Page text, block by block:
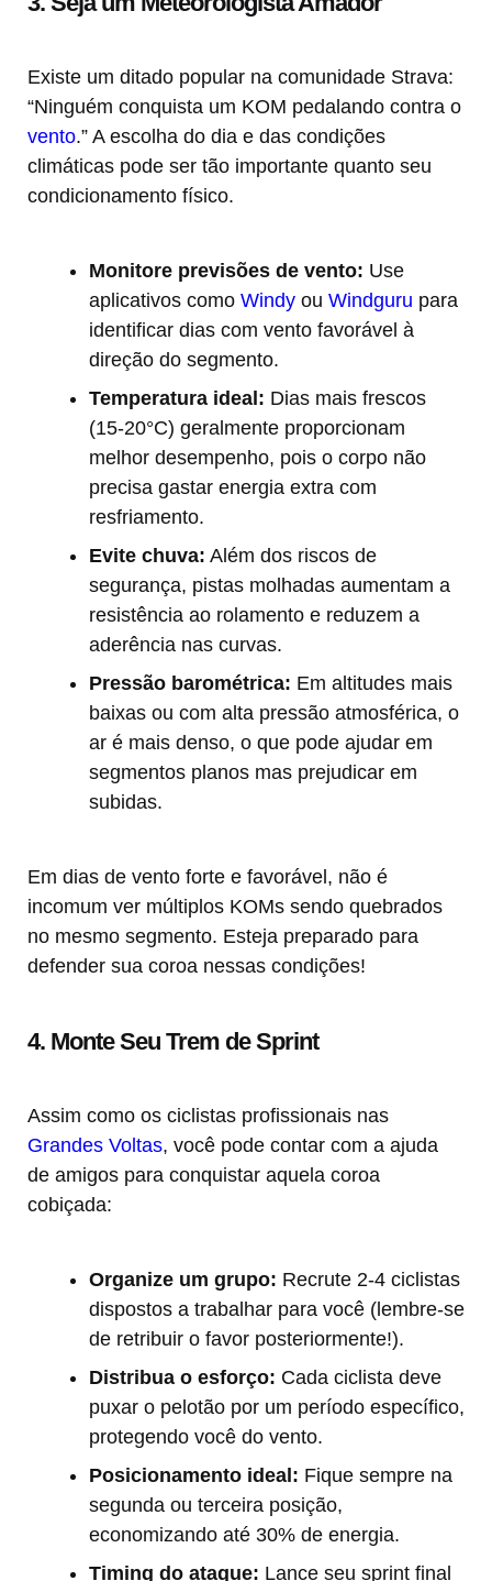
Existe um ditado popular na comunidade Strava:
“Ninguém conquista um KOM pedalando contra o
vento.” A escolha do dia e das condições
climáticas pode ser tão importante quanto seu
condicionamento físico.
Monitore previsões de vento: Use
aplicativos como Windy ou Windguru para
identificar dias com vento favorável à
direção do segmento.
Temperatura ideal: Dias mais frescos
(15-20°C) geralmente proporcionam
melhor desempenho, pois o corpo não
precisa gastar energia extra com
resfriamento.
Evite chuva: Além dos riscos de
segurança, pistas molhadas aumentam a
resistência ao rolamento e reduzem a
aderência nas curvas.
Pressão barométrica: Em altitudes mais
baixas ou com alta pressão atmosférica, o
ar é mais denso, o que pode ajudar em
segmentos planos mas prejudicar em
subidas.
Em dias de vento forte e favorável, não é
incomum ver múltiplos KOMs sendo quebrados
no mesmo segmento. Esteja preparado para
defender sua coroa nessas condições!
4. Monte Seu Trem de Sprint
Assim como os ciclistas profissionais nas
Grandes Voltas, você pode contar com a ajuda
de amigos para conquistar aquela coroa
cobiçada:
Organize um grupo: Recrute 2-4 ciclistas
dispostos a trabalhar para você (lembre-se
de retribuir o favor posteriormente!).
Distribua o esforço: Cada ciclista deve
puxar o pelotão por um período específico,
protegendo você do vento.
Posicionamento ideal: Fique sempre na
segunda ou terceira posição,
economizando até 30% de energia.
Timing do ataque: Lance seu sprint final